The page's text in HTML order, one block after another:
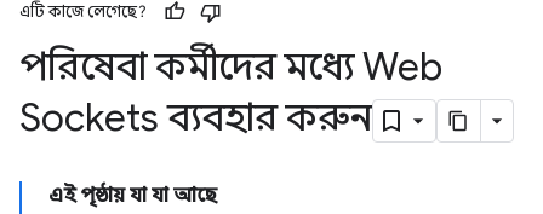
এটি কাজে লেগেছে?
পরিষেবা কর্মীদের মধ্যে Web
Sockets ব্যবহার করুন
এই পৃষ্ঠায় যা যা আছে